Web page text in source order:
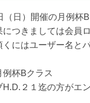
（日）開催の月例杯
つきましては会員
にはユーザー名と
例杯Bクラス
H.D.２１迄の方がエ